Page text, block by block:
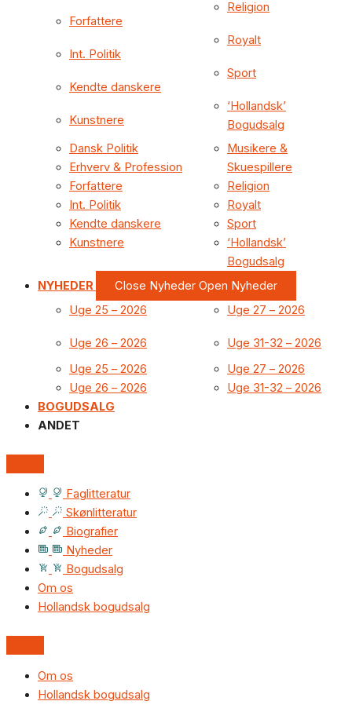
Forfattere
Int. Politik
Kendte danskere
Kunstnere
Religion
Royalt
Sport
‘Hollandsk’
Bogudsalg
Dansk Politik
Erhverv & Profession
Forfattere
Int. Politik
Kendte danskere
Kunstnere
Musikere &
Skuespillere
Religion
Royalt
Sport
‘Hollandsk’
Bogudsalg
NYHEDER
Close Nyheder Open Nyheder
Uge 25 – 2026
Uge 26 – 2026
Uge 27 – 2026
Uge 31-32 – 2026
Uge 25 – 2026
Uge 26 – 2026
Uge 27 – 2026
Uge 31-32 – 2026
BOGUDSALG
ANDET
Faglitteratur
Skønlitteratur
Biografier
Nyheder
Bogudsalg
Om os
Hollandsk bogudsalg
Om os
Hollandsk bogudsalg